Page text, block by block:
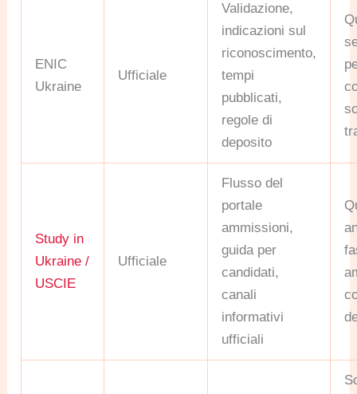
ENIC
Ukraine
Ufficiale
Validazione,
indicazioni sul
riconoscimento,
tempi
pubblicati,
regole di
deposito
Study in
Ukraine /
USCIE
Ufficiale
Flusso del
portale
ammissioni,
guida per
candidati,
canali
informativi
ufficiali